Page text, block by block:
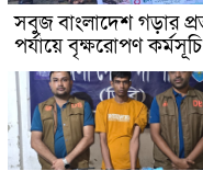
সবুজ বাংলাদেশ গড়ার
পর্যায়ে বৃক্ষরোপণ